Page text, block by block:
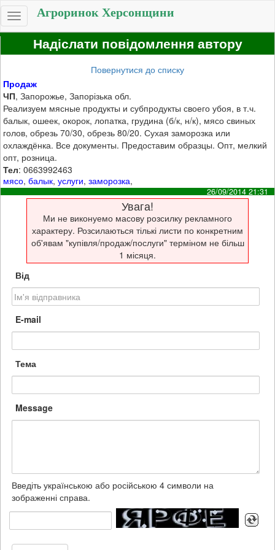
Toggle
navigation
Агроринок Херсонщини
Надіслати повідомлення автору
Повернутися до списку
Продаж
ЧП, Запорожье, Запорізька обл.
Реализуем мясные продукты и субпродукты своего убоя, в т.ч.
балык, ошеек, окорок, лопатка, грудина (б/к, н/к), мясо свиных
голов, обрезь 70/30, обрезь 80/20. Сухая заморозка или
охлаждёнка. Все документы. Предоставим образцы. Опт, мелкий
опт, розница.
Тел: 0663992463
мясо,балык,услуги,заморозка,
26/09/2014 21:31
Увага!
Ми не виконуемо масову розсилку рекламного
характеру. Розсилаються тількі листи по конкретним
об'явам "купівля/продаж/послуги" терміном не більш
1 місяця.
Від
E-mail
Тема
Message
Введіть українською або російською 4 символи на
зображенні справа.